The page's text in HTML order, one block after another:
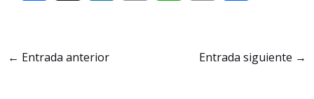
← Entrada anterior Entrada siguiente →